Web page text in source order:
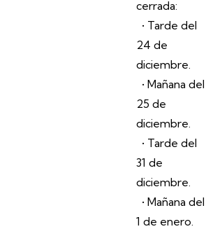
cerrada:
• Tarde del
24 de
diciembre.
• Mañana del
25 de
diciembre.
• Tarde del
31 de
diciembre.
• Mañana del
1 de enero.